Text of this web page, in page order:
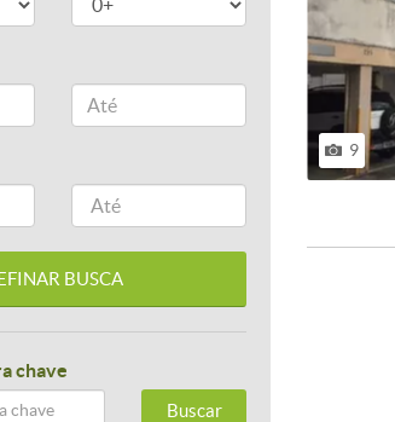
chave
Buscar
9